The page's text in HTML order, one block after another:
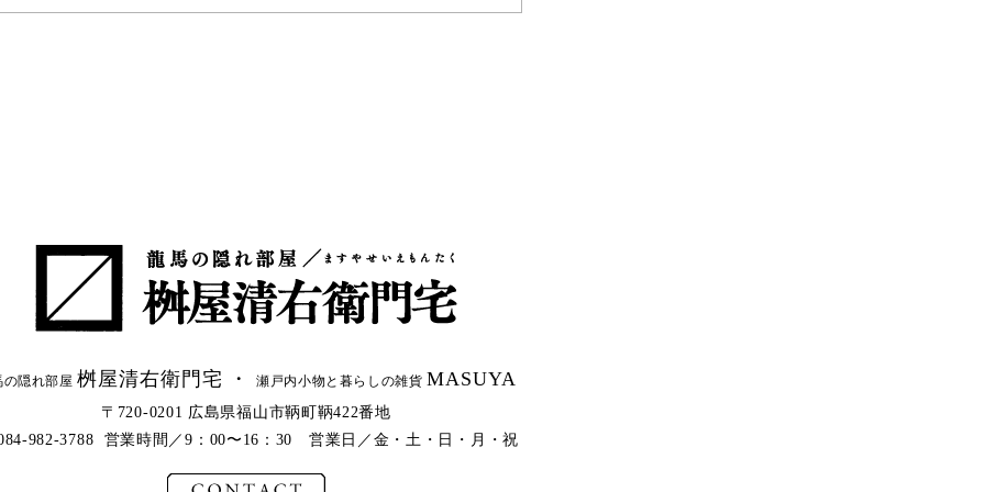
の隠れ部屋桝屋清右衛門宅 ・瀬戸内小物と暮らしの雑貨MASUYA
〒720-0201 広島県福山市鞆町鞆422番地
982-3788 営業時間／9：00〜16：30 営業日／金・土・日・月・祝